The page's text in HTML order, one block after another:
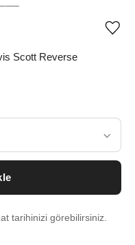
Scott Reverse
tarihinizi görebilirsiniz.